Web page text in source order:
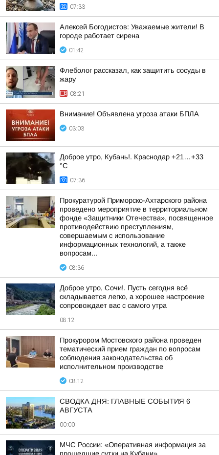
07:33
Алексей Богодистов: Уважаемые жители! В
городе работает сирена
01:42
Флеболог рассказал, как защитить сосуды в
жару
08:21
Внимание! Объявлена угроза атаки БПЛА
03:03
Доброе утро, Кубань!. Краснодар +21…+33
°С
07:36
Прокуратурой Приморско-Ахтарского района
проведено мероприятие в территориальном
фонде «Защитники Отечества», посвященное
противодействию преступлениям,
совершаемым с использование
информационных технологий, а также
вопросам...
08:36
Доброе утро, Сочи!. Пусть сегодня всё
складывается легко, а хорошее настроение
сопровождает вас с самого утра
08:12
Прокурором Мостовского района проведен
тематический прием граждан по вопросам
соблюдения законодательства об
исполнительном производстве
08:12
СВОДКА ДНЯ: ГЛАВНЫЕ СОБЫТИЯ 6
АВГУСТА
00:00
МЧС России: «Оперативная информация за